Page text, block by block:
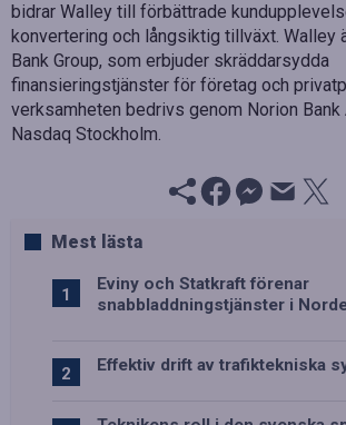
bidrar Walley till förbättrade
konvertering och långsiktig tillväxt. Walley
Bank Group, som erbjuder skräddarsydda
finansieringstjänster för företag och
verksamheten bedrivs genom Norion Bank
Nasdaq Stockholm.
Mest lästa
Eviny och Statkraft förenar
snabbladdningstjänster i
Effektiv drift av trafiktekniska